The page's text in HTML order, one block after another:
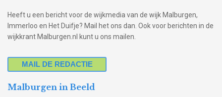
Heeft u een bericht voor de wijkmedia van de wijk Malburgen,
Immerloo en Het Duifje? Mail het ons dan. Ook voor berichten in de
wijkkrant Malburgen.nl kunt u ons mailen.
MAIL DE REDACTIE
Malburgen in Beeld